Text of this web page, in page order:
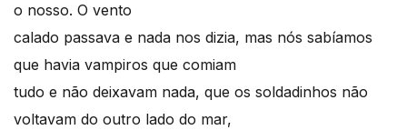
o nosso. O vento
calado passava e nada nos dizia, mas nós sabíamos
que havia vampiros que comiam
tudo e não deixavam nada, que os soldadinhos não
voltavam do outro lado do mar,